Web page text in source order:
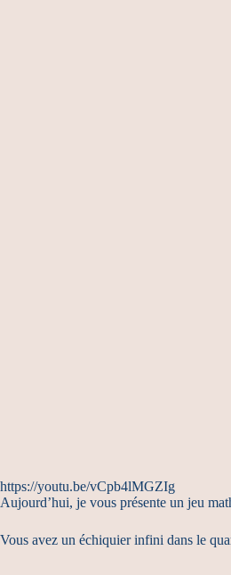
https://youtu.be/vCpb4lMGZIg
Aujourd’hui, je vous présente un jeu
Vous avez un échiquier infini dans le